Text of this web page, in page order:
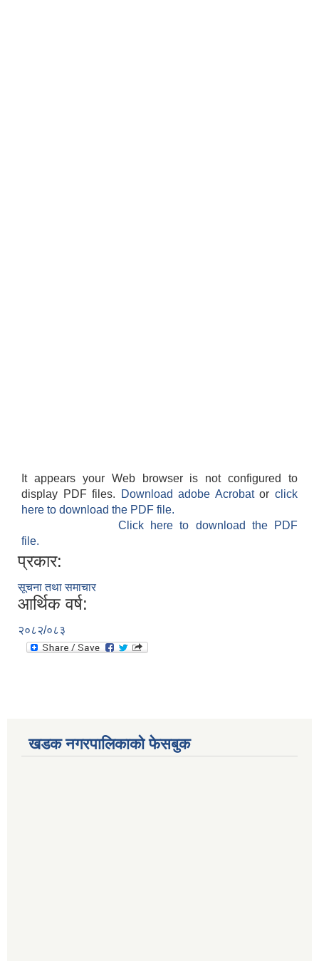
It appears your Web browser is not configured to
display PDF files.
Download adobe Acrobatorclick
here to download the PDF file.
Click here to download the PDF
file.
प्रकार:
सूचना तथा समाचार
आर्थिक वर्ष:
२०८२/०८३
खडक नगरपालिकाको फेसबुक